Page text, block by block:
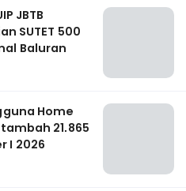
JBTB
SUTET 500
Baluran
Home
21.865
I 2026